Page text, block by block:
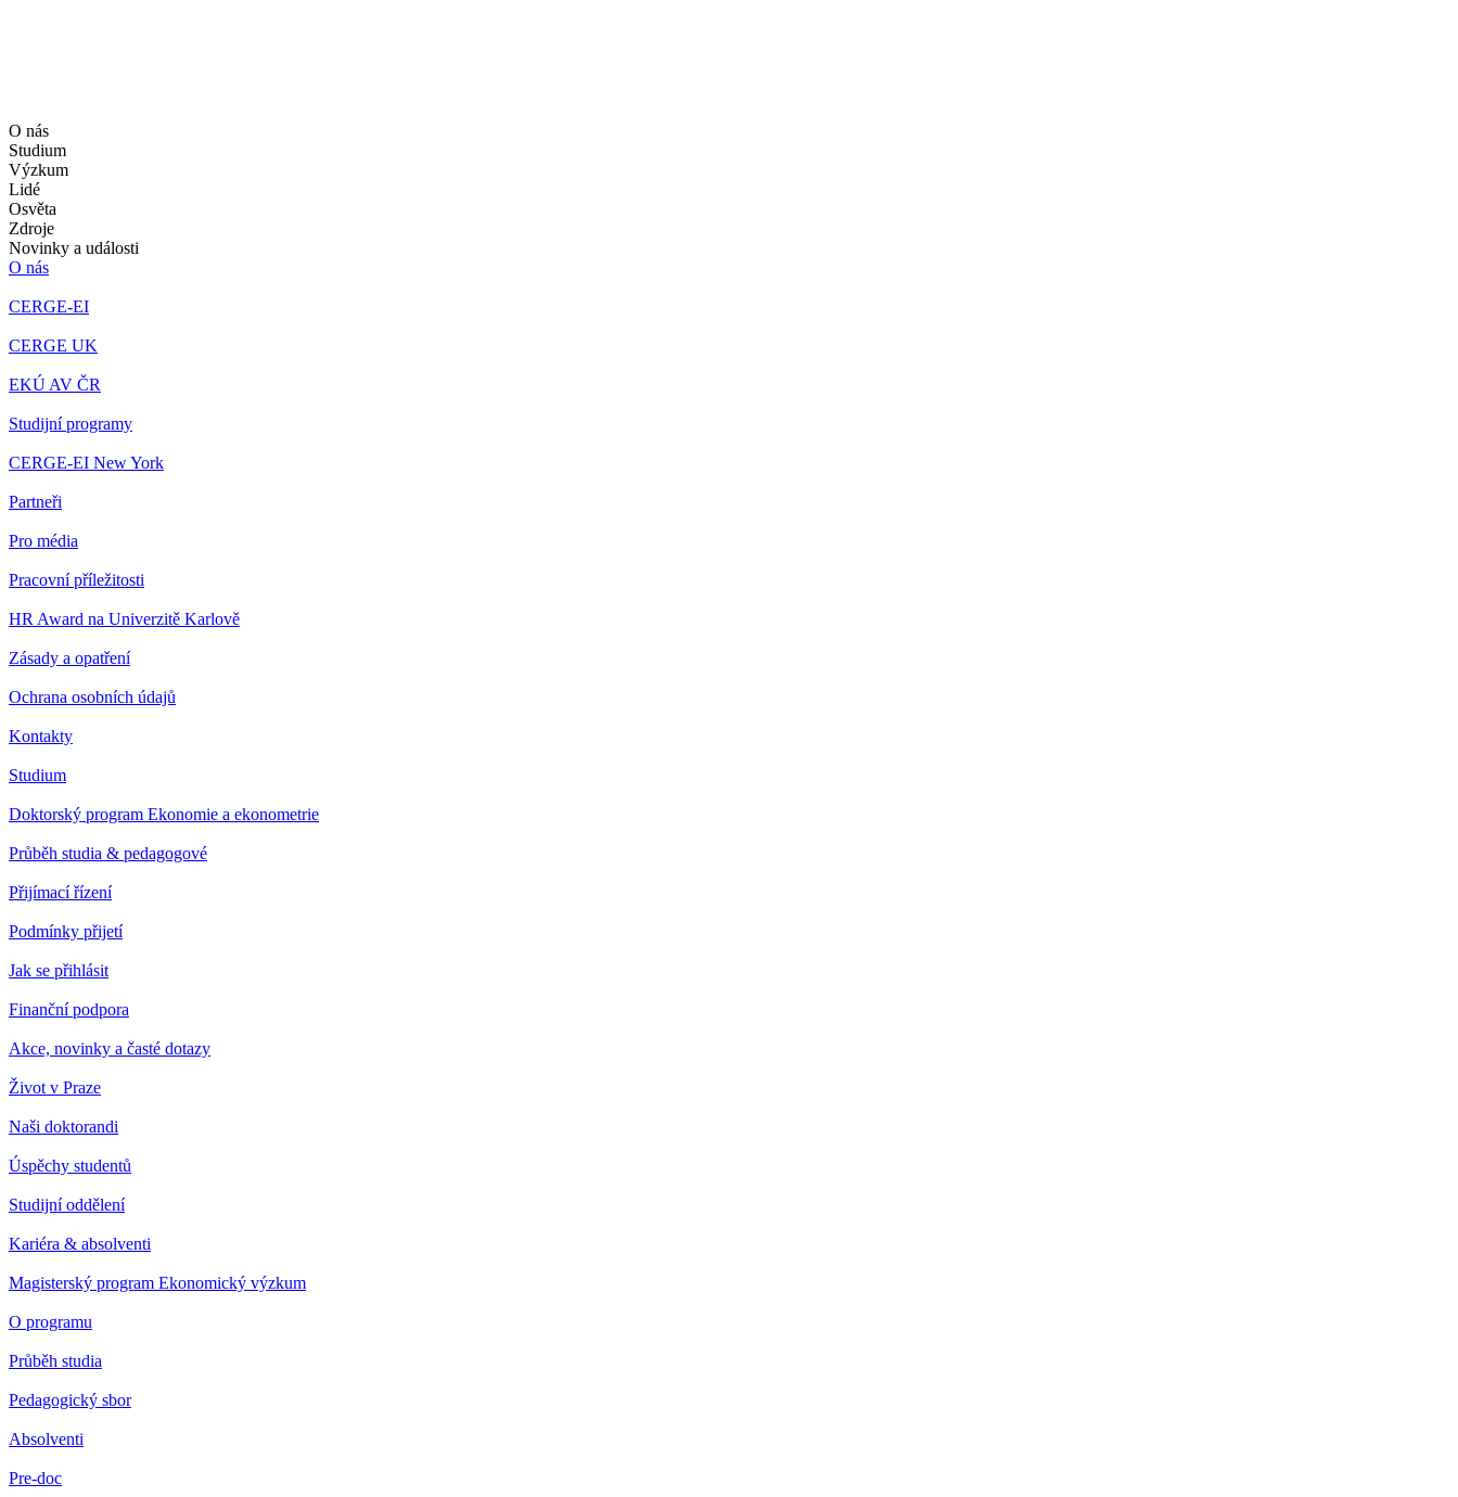
O nás
Studium
Výzkum
Lidé
Osvěta
Zdroje
Novinky a události
O nás
CERGE-EI
CERGE UK
EKÚ AV ČR
Studijní programy
CERGE-EI New York
Partneři
Pro média
Pracovní příležitosti
HR Award na Univerzitě Karlově
Zásady a opatření
Ochrana osobních údajů
Kontakty
Studium
Doktorský program Ekonomie a ekonometrie
Průběh studia & pedagogové
Přijímací řízení
Podmínky přijetí
Jak se přihlásit
Finanční podpora
Akce, novinky a časté dotazy
Život v Praze
Naši doktorandi
Úspěchy studentů
Studijní oddělení
Kariéra & absolventi
Magisterský program Ekonomický výzkum
O programu
Průběh studia
Pedagogický sbor
Absolventi
Pre-doc